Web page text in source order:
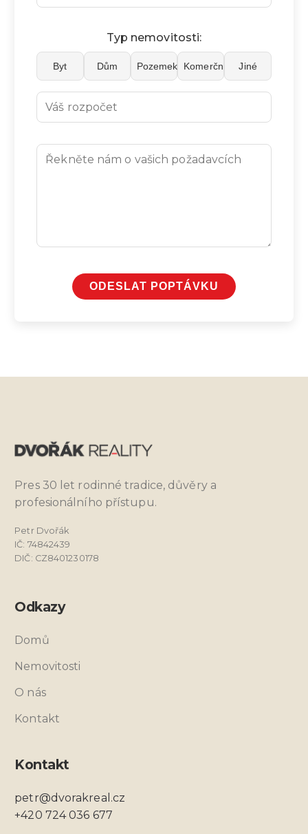
Typ nemovitosti:
Byt Dům Pozemek Komerční Jiné
ODESLAT POPTÁVKU
Pres 30 let rodinné tradice, důvěry a
profesionálního přístupu.
Petr Dvořák
IČ: 74842439
DIČ: CZ8401230178
Odkazy
Domů
Nemovitosti
O nás
Kontakt
Kontakt
petr@dvorakreal.cz
+420 724 036 677